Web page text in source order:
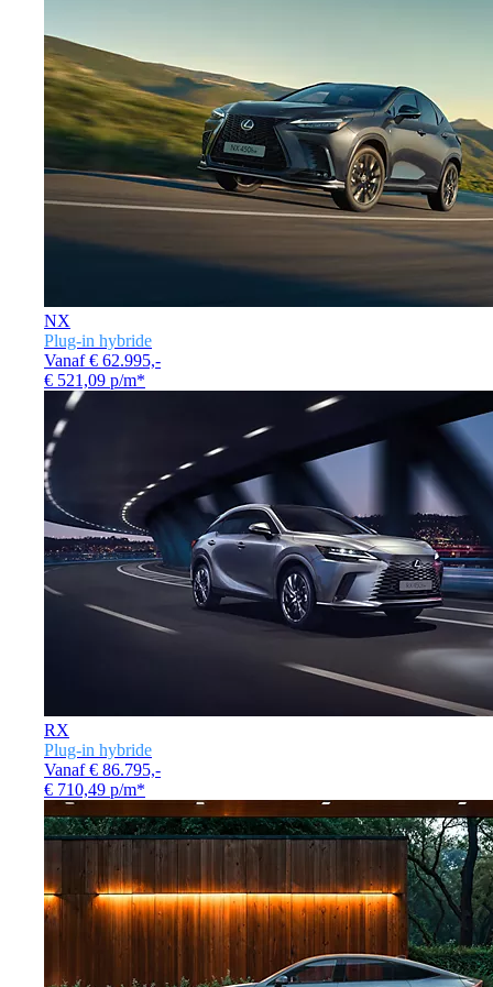
NX
Plug-in hybride
Vanaf € 62.995,-
€ 521,09 p/m*
RX
Plug-in hybride
Vanaf € 86.795,-
€ 710,49 p/m*